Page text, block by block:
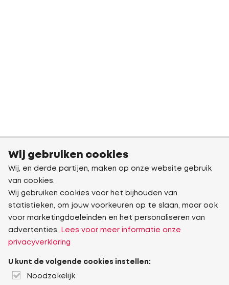
Wij gebruiken cookies
Wij, en derde partijen, maken op onze website gebruik
van cookies.
Wij gebruiken cookies voor het bijhouden van
statistieken, om jouw voorkeuren op te slaan, maar ook
voor marketingdoeleinden en het personaliseren van
advertenties.
Lees voor meer informatie onze
privacyverklaring
U kunt de volgende cookies instellen:
Noodzakelijk